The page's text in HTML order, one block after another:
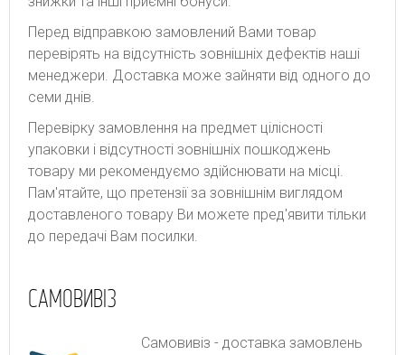
Перед відправкою замовлений Вами товар
перевірять на відсутність зовнішніх дефектів наші
менеджери. Доставка може зайняти від одного до
семи днів.
Перевірку замовлення на предмет цілісності
упаковки і відсутності зовнішніх пошкоджень
товару ми рекомендуємо здійснювати на місці.
Пам'ятайте, що претензії за зовнішнім виглядом
доставленого товару Ви можете пред'явити тільки
до передачі Вам посилки.
САМОВИВІЗ
Самовивіз - доставка замовлень